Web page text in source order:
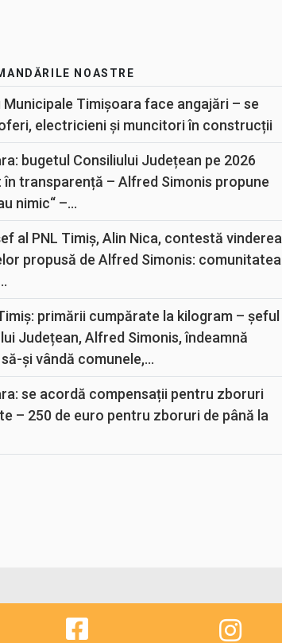
NOASTRE
Municipale Timișoara face angajări – se
electricieni și muncitori în construcții
bugetul Consiliului Județean pe 2026
în transparență – Alfred Simonis propune
nimic“ –...
al PNL Timiș, Alin Nica, contestă vinderea
propusă de Alfred Simonis: comunitatea
primării cumpărate la kilogram – șeful
Județean, Alfred Simonis, îndeamnă
și vândă comunele,...
se acordă compensații pentru zboruri
– 250 de euro pentru zboruri de până la